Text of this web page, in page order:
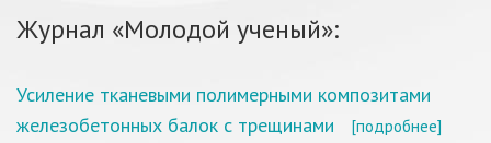
Журнал «Молодой ученый»:
Усиление тканевыми полимерными композитами
железобетонных балок с трещинами
[подробнее]